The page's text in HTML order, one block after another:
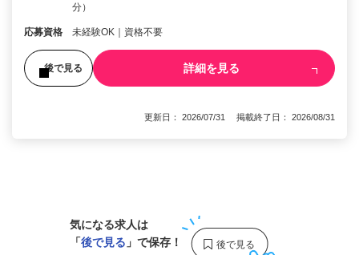
分）
応募資格 未経験OK｜資格不要
後で見る 詳細を見る
更新日： 2026/07/31 掲載終了日： 2026/08/31
気になる求人は
「後で見る 」で保存！